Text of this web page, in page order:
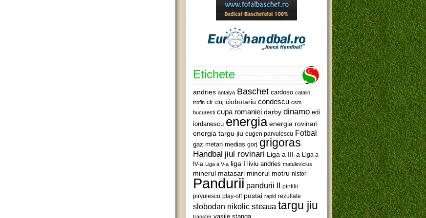
Etichete
andries antalya Baschet cardoso catalin
trofin cfr cluj ciobotariu condescu csm
bucuresti cupa romaniei darby dinamo edi
iordanescu energia energia rovinari
energia targu jiu eugen parvulescu Fotbal
gaz metan medias gorj grigoras
Handbal jiul rovinari Liga a III-a Liga a
IV-a Liga a V-a liga I liviu andries matulevicius
minerul matasari minerul motru nistor
Pandurii pandurii II pintilii
pirvulescu play-off pustai rapid rezultate
slobodan nikolic steaua targu jiu
transfer vasile stanga